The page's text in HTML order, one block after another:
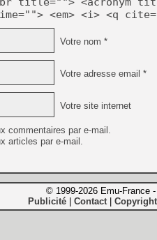
<em> <i> <q
Votre nom *
Votre adresse email *
Votre site internet
commentaires par e-mail.
articles par e-mail.
© 1999-2026 Emu-France
Publicité Contact| Copyright